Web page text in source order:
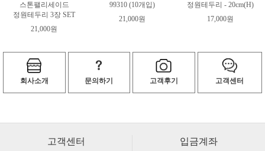
스톤팰리세이드
정원테두리 3장 SET
21,000원
99310 (10개입)
21,000원
정원테두리 - 20cm(H)
17,000원
회사소개 문의하기 고객후기 고객센터
고객센터
입금계좌